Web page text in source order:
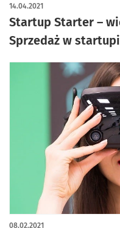
Startup Starter –
Sprzedaż w
14.04.2021
08.02.2021